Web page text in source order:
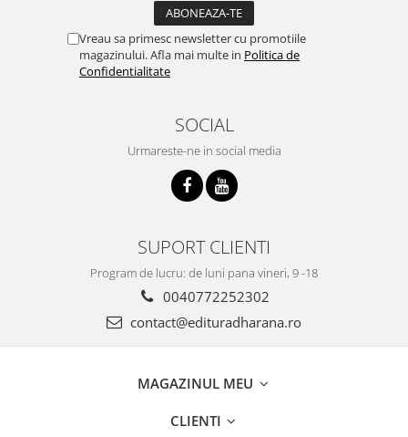
Vreau sa primesc newsletter cu promotiile
magazinului. Afla mai multe in Politica de
Confidentialitate
SOCIAL
Urmareste-ne in social media
SUPORT CLIENTI
Program de lucru: de luni pana vineri, 9 -18
0040772252302
contact@edituradharana.ro
MAGAZINUL MEU
CLIENTI